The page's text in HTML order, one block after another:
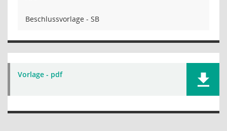
Beschlussvorlage - SB
Vorlage - pdf